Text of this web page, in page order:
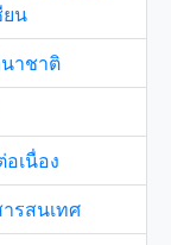
น
าชาติ
เนื่อง
รสนเทศ